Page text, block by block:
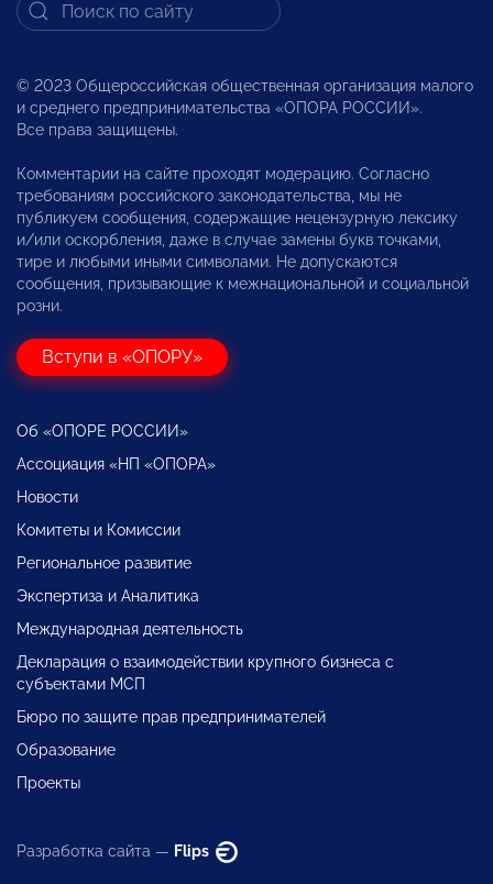
© 2023 Общероссийская общественная организация малого
и среднего предпринимательства «ОПОРА РОССИИ».
Все права защищены.
Комментарии на сайте проходят модерацию. Согласно
требованиям российского законодательства, мы не
публикуем сообщения, содержащие нецензурную лексику
и/или оскорбления, даже в случае замены букв точками,
тире и любыми иными символами. Не допускаются
сообщения, призывающие к межнациональной и социальной
розни.
Вступи в «ОПОРУ»
Об «ОПОРЕ РОССИИ»
Ассоциация «НП «ОПОРА»
Новости
Комитеты и Комиссии
Региональное развитие
Экспертиза и Аналитика
Международная деятельность
Декларация о взаимодействии крупного бизнеса с
субъектами МСП
Бюро по защите прав предпринимателей
Образование
Проекты
Разработка сайта — Flips